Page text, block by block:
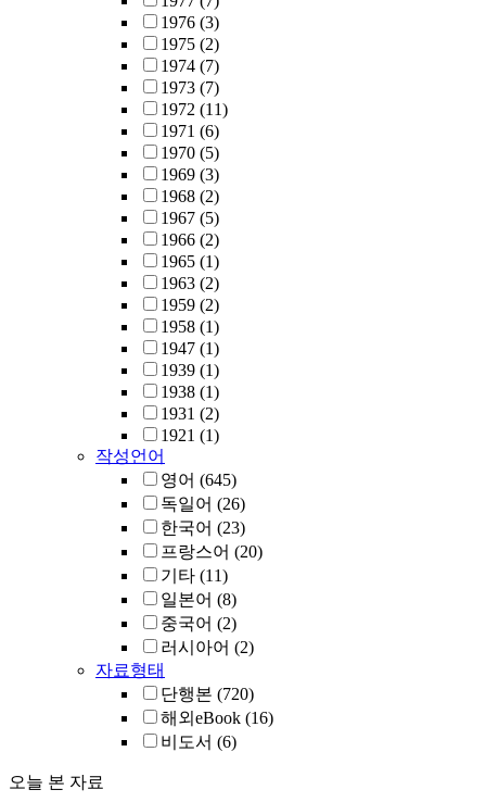
1976 (3)
1975 (2)
1974 (7)
1973 (7)
1972 (11)
1971 (6)
1970 (5)
1969 (3)
1968 (2)
1967 (5)
1966 (2)
1965 (1)
1963 (2)
1959 (2)
1958 (1)
1947 (1)
1939 (1)
1938 (1)
1931 (2)
1921 (1)
작성언어
영어 (645)
독일어 (26)
한국어 (23)
프랑스어 (20)
기타 (11)
일본어 (8)
중국어 (2)
러시아어 (2)
자료형태
단행본 (720)
해외eBook (16)
비도서 (6)
오늘 본 자료